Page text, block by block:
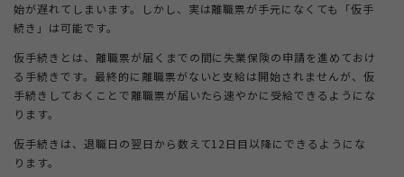
始が遅れてしまいます。しかし、実は離職票が手元になくても「仮手
続き」は可能です。
仮手続きとは、離職票が届くまでの間に失業保険の申請を進めておけ
る手続きです。最終的に離職票がないと支給は開始されませんが、仮
手続きしておくことで離職票が届いたら速やかに受給できるようにな
ります。
仮手続きは、退職日の翌日から数えて12日目以降にできるようにな
ります。